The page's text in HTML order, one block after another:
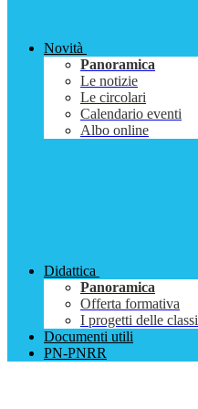
Novità
Panoramica
Le notizie
Le circolari
Calendario eventi
Albo online
Didattica
Panoramica
Offerta formativa
I progetti delle classi
Documenti utili
PN-PNRR